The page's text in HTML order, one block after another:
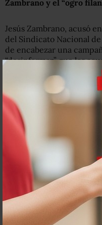
Zambrano y el “ogro
Jesús Zambrano, acusó
del Sindicato Nacional
de encabezar una
“desinformar” que los
reforma educativa, son
trabajadores.
El líder del PRD dijo que
en la lógica de participar
Pacto, no están “en la
el ‘ogro filantrópico’”.
Que es tener –dijo- un
Presidente de la
pero antes hay que